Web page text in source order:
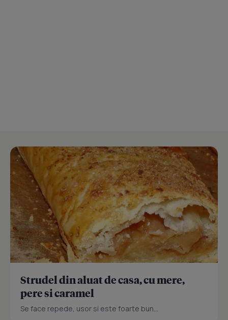
Strudel din aluat de casa, cu mere,
pere si caramel
Se face repede, usor si este foarte bun...